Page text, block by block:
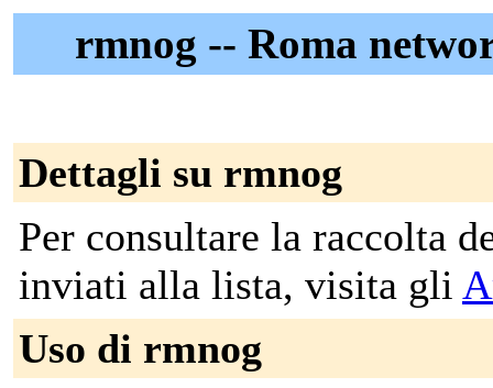
rmnog -- Roma
Dettagli su rmnog
Per consultare la raccolta
inviati alla lista, visita gli
Uso di rmnog